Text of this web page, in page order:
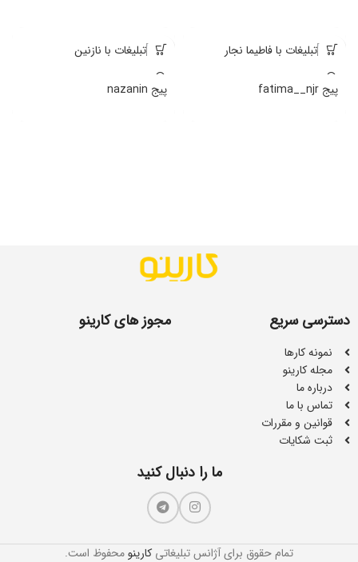
پیج fatima__njr پیج nazanin
دسترسی سریع
نمونه کارها
مجله کارینو
درباره ما
تماس با ما
قوانین و مقررات
ثبت شکایات
مجوز های کارینو
ما را دنبال کنید
تمام حقوق برای آژانس تبلیغاتی کارینومحفوظ است.